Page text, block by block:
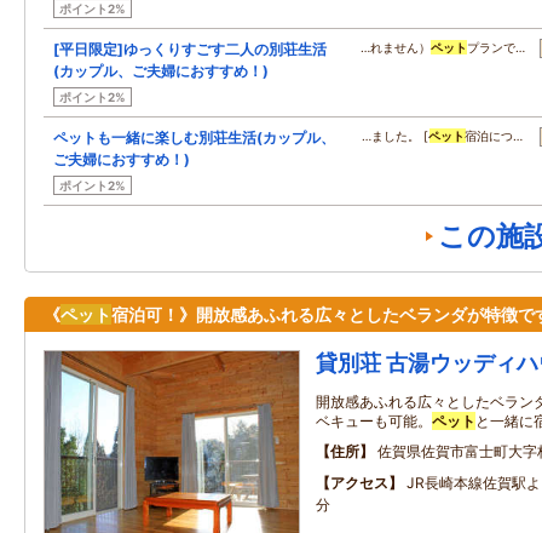
ポイント2%
[平日限定]ゆっくりすごす二人の別荘生活
(カップル、ご夫婦におすすめ！)
ポイント2%
…れません） ペット プランで…
ペットも一緒に楽しむ別荘生活(カップル、
ご夫婦におすすめ！)
ポイント2%
…ました。 [ペット宿泊につ…
この施
《ペット宿泊可！》開放感あふれる広々としたベランダが特徴で
貸別荘 古湯ウッディ
開放感あふれる広々としたベラン
ベキューも可能。 ペット と一緒に
住所
佐賀県佐賀市富士町大字
アクセス
JR長崎本線佐賀駅
分